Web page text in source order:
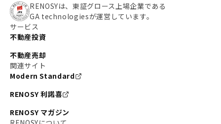
RENOSYは、東証グロース上場企業である
GA technologiesが運営しています。
サービス
不動産投資
不動産売却
関連サイト
Modern Standard
RENOSY 利諾喜
RENOSY マガジン